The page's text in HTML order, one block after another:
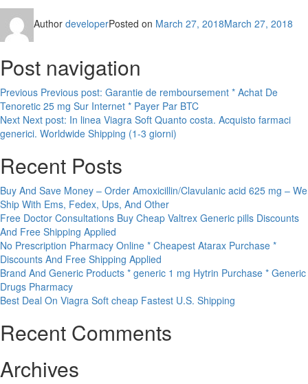
Author developerPosted on March 27, 2018March 27, 2018
Post navigation
Previous Previous post: Garantie de remboursement * Achat De
Tenoretic 25 mg Sur Internet * Payer Par BTC
Next Next post: In linea Viagra Soft Quanto costa. Acquisto farmaci
generici. Worldwide Shipping (1-3 giorni)
Recent Posts
Buy And Save Money – Order Amoxicillin/Clavulanic acid 625 mg – We
Ship With Ems, Fedex, Ups, And Other
Free Doctor Consultations Buy Cheap Valtrex Generic pills Discounts
And Free Shipping Applied
No Prescription Pharmacy Online * Cheapest Atarax Purchase *
Discounts And Free Shipping Applied
Brand And Generic Products * generic 1 mg Hytrin Purchase * Generic
Drugs Pharmacy
Best Deal On Viagra Soft cheap Fastest U.S. Shipping
Recent Comments
Archives